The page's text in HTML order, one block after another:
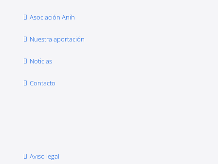
Asociación Anih
Nuestra aportación
Noticias
Contacto
Aviso legal